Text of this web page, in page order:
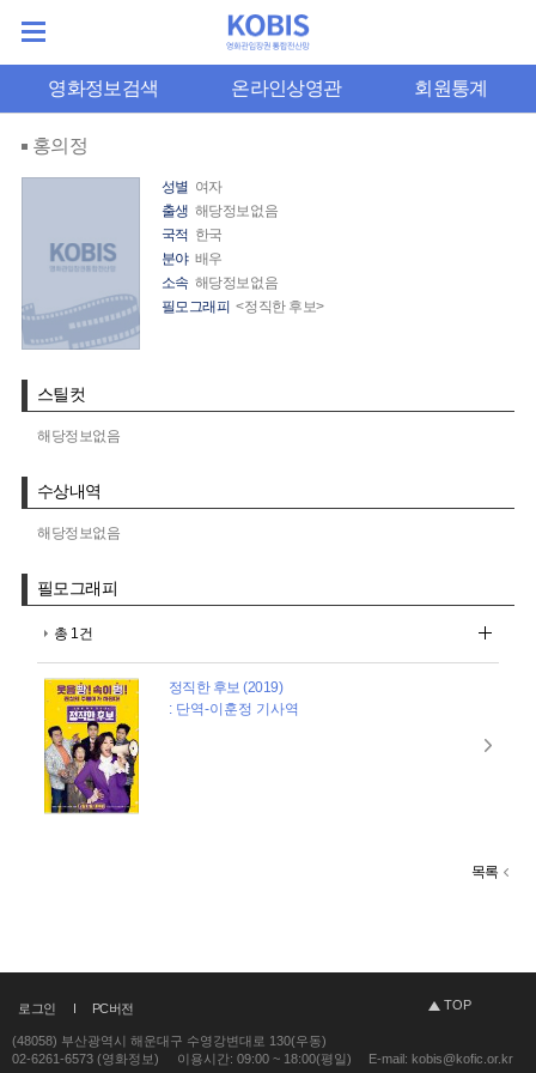
영화정보검색 온라인상영관 회원통계
홍의정
성별 여자
출생 해당정보없음
국적 한국
분야 배우
소속 해당정보없음
필모그래피 <정직한 후보>
스틸컷
해당정보없음
수상내역
해당정보없음
필모그래피
총 1건
정직한 후보 (2019)
: 단역-이훈정 기사역
목록
로그인 PC버전 TOP
(48058) 부산광역시 해운대구 수영강변대로 130(우동)
02-6261-6573 (영화정보)
이용시간: 09:00 ~ 18:00(평일) E-mail: kobis@kofic.or.kr